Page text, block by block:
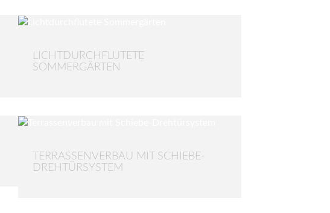
LICHTDURCHFLUTETE
SOMMERGÄRTEN
TERRASSENVERBAU MIT SCHIEBE-
DREHTÜRSYSTEM